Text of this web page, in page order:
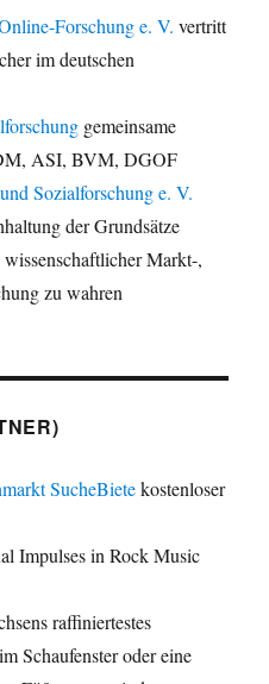
Forschung e. V. vertritt
im deutschen
gemeinsame
ASI, BVM, DGOF
Sozialforschung e. V.
der Grundsätze
Markt-,
zu wahren
SucheBietekostenloser
Impulses in Rock Music
raffiniertestes
Schaufenster oder eine